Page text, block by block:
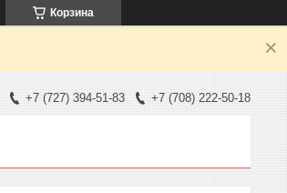
Корзина
+7 (727) 394-51-83 +7 (708) 222-50-18